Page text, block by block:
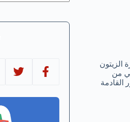
الزيتون
من
القادمة